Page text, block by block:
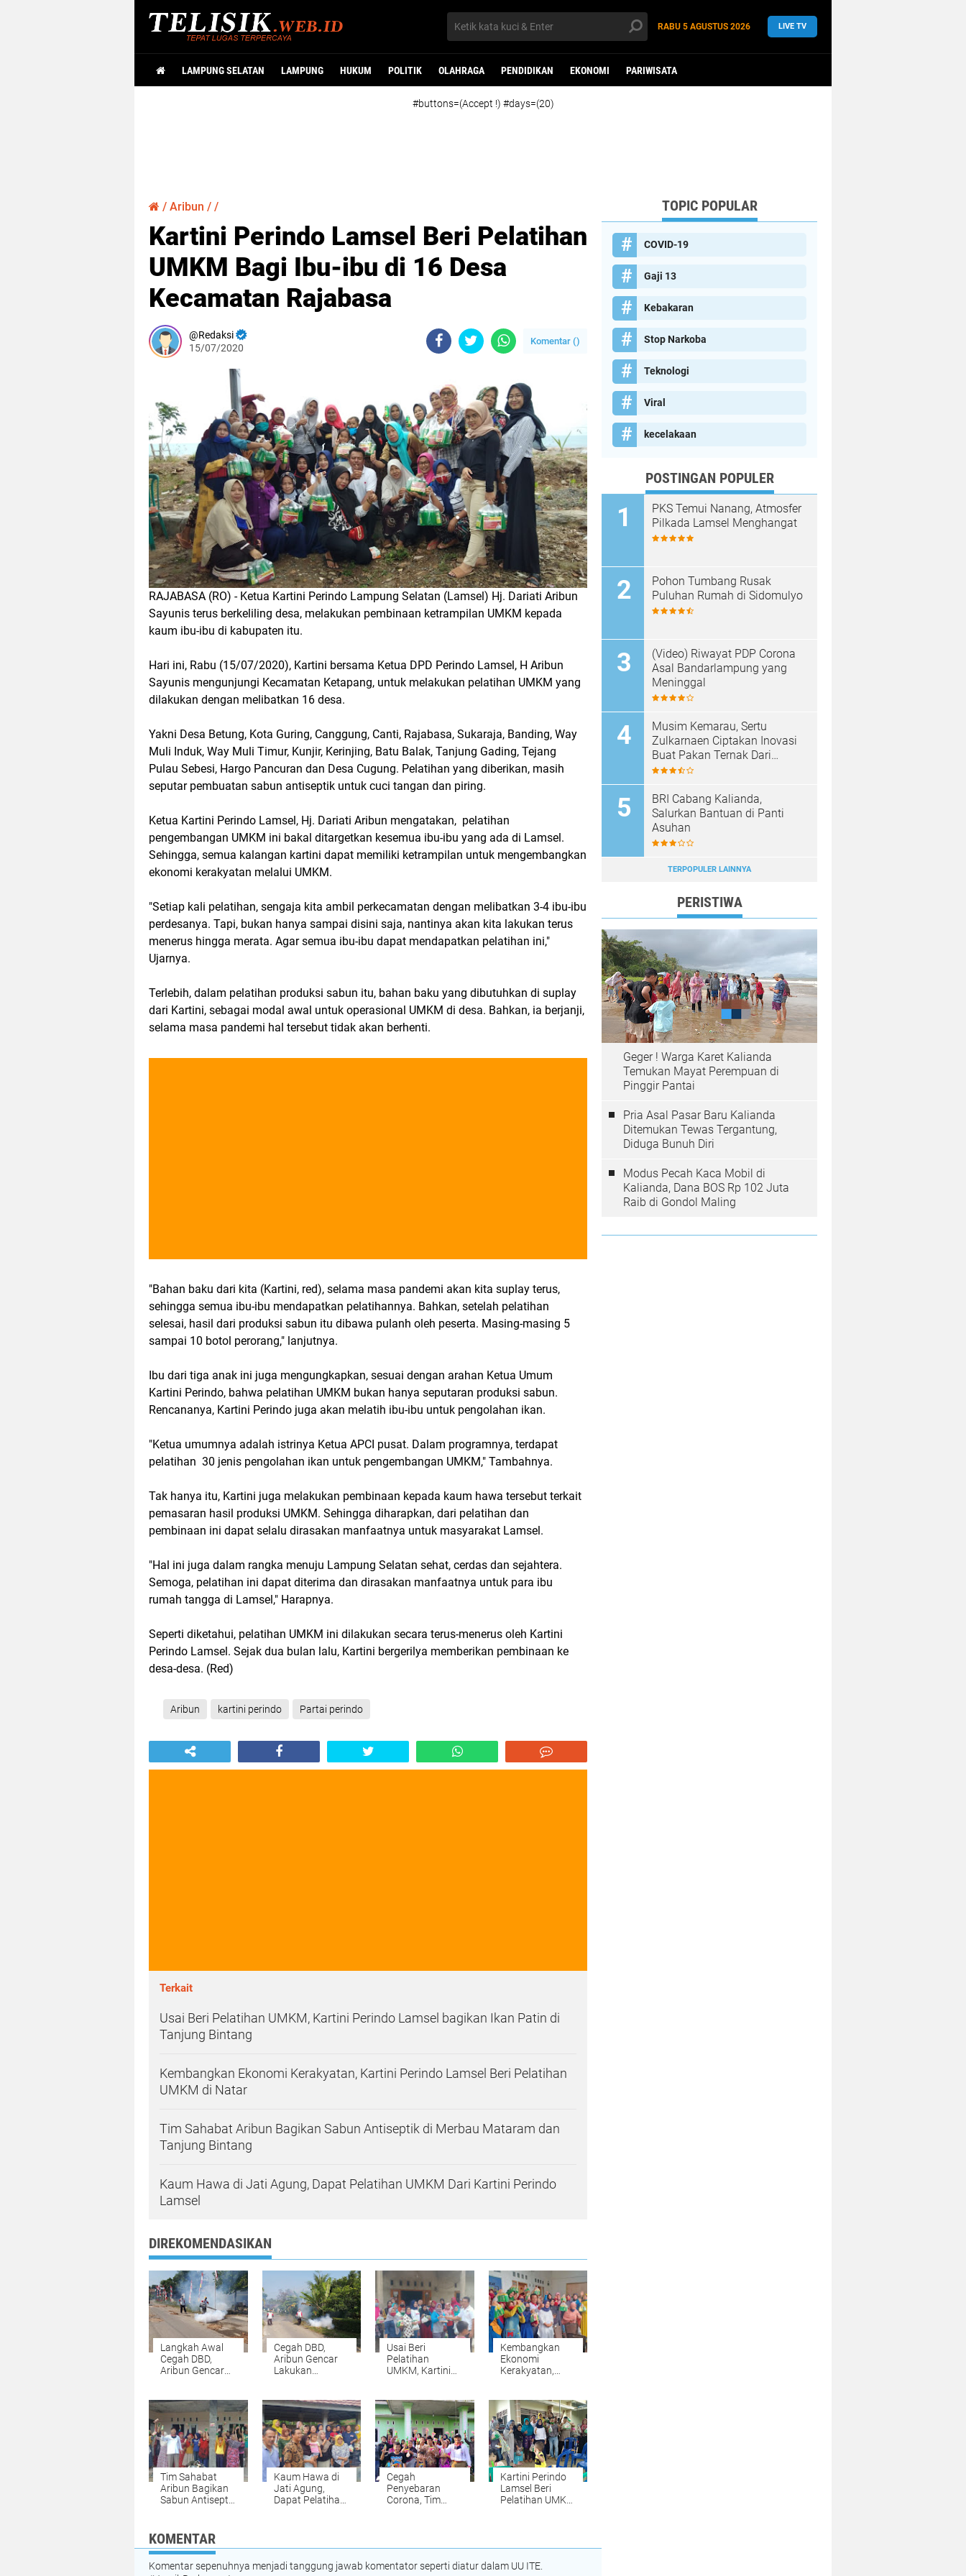
RABU 5 AGUSTUS 2026 LIVE TV
LAMPUNG SELATAN LAMPUNG HUKUM POLITIK OLAHRAGA PENDIDIKAN EKONOMI PARIWISATA
#buttons=(Accept !) #days=(20)
/ Aribun / /
Kartini Perindo Lamsel Beri Pelatihan
UMKM Bagi Ibu-ibu di 16 Desa
Kecamatan Rajabasa
Redaksi
15/07/2020
Komentar ()
RAJABASA (RO) - Ketua Kartini Perindo Lampung Selatan (Lamsel) Hj. Dariati Aribun
Sayunis terus berkeliling desa, melakukan pembinaan ketrampilan UMKM kepada
kaum ibu-ibu di kabupaten itu.
Hari ini, Rabu (15/07/2020), Kartini bersama Ketua DPD Perindo Lamsel, H Aribun
Sayunis mengunjungi Kecamatan Ketapang, untuk melakukan pelatihan UMKM yang
dilakukan dengan melibatkan 16 desa.
Yakni Desa Betung, Kota Guring, Canggung, Canti, Rajabasa, Sukaraja, Banding, Way
Muli Induk, Way Muli Timur, Kunjir, Kerinjing, Batu Balak, Tanjung Gading, Tejang
Pulau Sebesi, Hargo Pancuran dan Desa Cugung. Pelatihan yang diberikan, masih
seputar pembuatan sabun antiseptik untuk cuci tangan dan piring.
Ketua Kartini Perindo Lamsel, Hj. Dariati Aribun mengatakan, pelatihan
pengembangan UMKM ini bakal ditargetkan kesemua ibu-ibu yang ada di Lamsel.
Sehingga, semua kalangan kartini dapat memiliki ketrampilan untuk mengembangkan
ekonomi kerakyatan melalui UMKM.
"Setiap kali pelatihan, sengaja kita ambil perkecamatan dengan melibatkan 3-4 ibu-ibu
perdesanya. Tapi, bukan hanya sampai disini saja, nantinya akan kita lakukan terus
menerus hingga merata. Agar semua ibu-ibu dapat mendapatkan pelatihan ini,"
Ujarnya.
Terlebih, dalam pelatihan produksi sabun itu, bahan baku yang dibutuhkan di suplay
dari Kartini, sebagai modal awal untuk operasional UMKM di desa. Bahkan, ia berjanji,
selama masa pandemi hal tersebut tidak akan berhenti.
"Bahan baku dari kita (Kartini, red), selama masa pandemi akan kita suplay terus,
sehingga semua ibu-ibu mendapatkan pelatihannya. Bahkan, setelah pelatihan
selesai, hasil dari produksi sabun itu dibawa pulanh oleh peserta. Masing-masing 5
sampai 10 botol perorang," lanjutnya.
Ibu dari tiga anak ini juga mengungkapkan, sesuai dengan arahan Ketua Umum
Kartini Perindo, bahwa pelatihan UMKM bukan hanya seputaran produksi sabun.
Rencananya, Kartini Perindo juga akan melatih ibu-ibu untuk pengolahan ikan.
"Ketua umumnya adalah istrinya Ketua APCI pusat. Dalam programnya, terdapat
pelatihan 30 jenis pengolahan ikan untuk pengembangan UMKM," Tambahnya.
Tak hanya itu, Kartini juga melakukan pembinaan kepada kaum hawa tersebut terkait
pemasaran hasil produksi UMKM. Sehingga diharapkan, dari pelatihan dan
pembinaan ini dapat selalu dirasakan manfaatnya untuk masyarakat Lamsel.
"Hal ini juga dalam rangka menuju Lampung Selatan sehat, cerdas dan sejahtera.
Semoga, pelatihan ini dapat diterima dan dirasakan manfaatnya untuk para ibu
rumah tangga di Lamsel," Harapnya.
Seperti diketahui, pelatihan UMKM ini dilakukan secara terus-menerus oleh Kartini
Perindo Lamsel. Sejak dua bulan lalu, Kartini bergerilya memberikan pembinaan ke
desa-desa. (Red)
Aribun kartini perindo Partai perindo
Terkait
Usai Beri Pelatihan UMKM, Kartini Perindo Lamsel bagikan Ikan Patin di
Tanjung Bintang
Kembangkan Ekonomi Kerakyatan, Kartini Perindo Lamsel Beri Pelatihan
UMKM di Natar
Tim Sahabat Aribun Bagikan Sabun Antiseptik di Merbau Mataram dan
Tanjung Bintang
Kaum Hawa di Jati Agung, Dapat Pelatihan UMKM Dari Kartini Perindo
Lamsel
DIREKOMENDASIKAN
Langkah Awal
Cegah DBD,
Aribun Gencar
Panji
Cegah DBD,
Aribun Gencar
Lakukan
Usai Beri
Pelatihan
UMKM, Kartini
Patin di Tanjung
Bintang
Kembangkan
Ekonomi
Kerakyatan,
Pelatihan UMKM
di Natar
Tim Sahabat
Aribun Bagikan
Sabun Antiseptik
Tanjung Bintang
Kaum Hawa di
Jati Agung,
Dapat Pelatihan
Cegah
Penyebaran
Corona, Tim
Natar
Kartini Perindo
Lamsel Beri
Pelatihan UMKM
Tanjung Sari
KOMENTAR
Komentar sepenuhnya menjadi tanggung jawab komentator seperti diatur dalam UU ITE.
TOPIC POPULAR
COVID-19
Gaji 13
Kebakaran
Stop Narkoba
Teknologi
Viral
kecelakaan
POSTINGAN POPULER
PKS Temui Nanang, Atmosfer
Pilkada Lamsel Menghangat
Pohon Tumbang Rusak
Puluhan Rumah di Sidomulyo
(Video) Riwayat PDP Corona
Asal Bandarlampung yang
Meninggal
Musim Kemarau, Sertu
Zulkarnaen Ciptakan Inovasi
Buat Pakan Ternak Dari
Sampah
BRI Cabang Kalianda,
Salurkan Bantuan di Panti
Asuhan
TERPOPULER LAINNYA
PERISTIWA
Geger ! Warga Karet Kalianda
Temukan Mayat Perempuan di
Pinggir Pantai
Pria Asal Pasar Baru Kalianda
Ditemukan Tewas Tergantung,
Diduga Bunuh Diri
Modus Pecah Kaca Mobil di
Kalianda, Dana BOS Rp 102 Juta
Raib di Gondol Maling